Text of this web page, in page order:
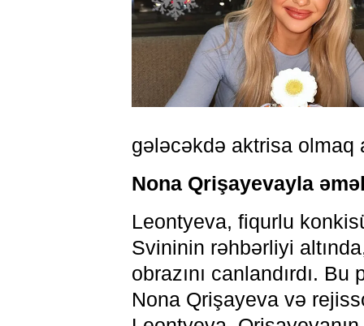
gələcəkdə aktrisa olmaq
Nona Qrişayevayla
Leontyeva, fiqurlu
Svininin rəhbərliyi
obrazını canlandırdı.
Nona Qrişayeva və